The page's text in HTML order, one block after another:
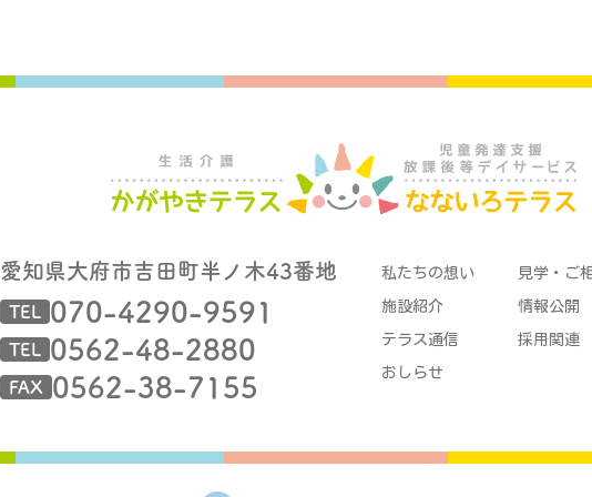
愛知県大府市吉田町半ノ木43番地
TEL 070-4290-9591
TEL 0562-48-2880
FAX 0562-38-7155
私たちの想い 見学・ご
施設紹介 情報公開
テラス通信 採用関連
おしらせ